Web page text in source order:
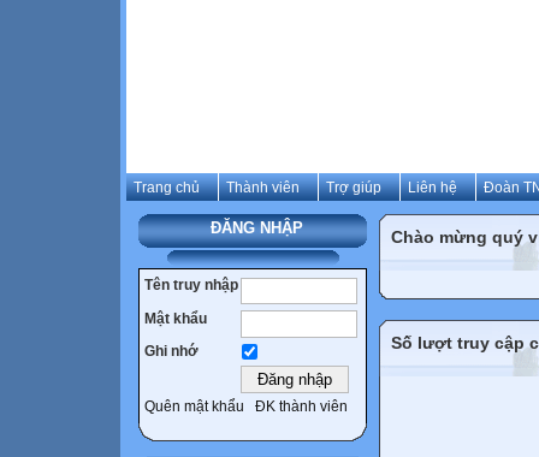
Trang chủ Thành viên Trợ giúp Liên hệ Đoàn
ĐĂNG NHẬP
Tên truy nhập
Mật khẩu
Ghi nhớ
Quên mật khẩu ĐK thành viên
Chào mừng quý
Số lượt truy cập